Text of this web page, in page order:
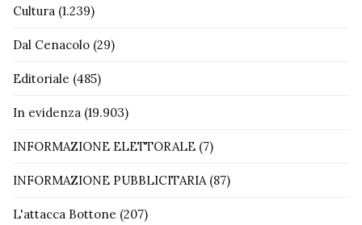
Cultura (1.239)
Dal Cenacolo (29)
Editoriale (485)
In evidenza (19.903)
INFORMAZIONE ELETTORALE (7)
INFORMAZIONE PUBBLICITARIA(87)
L'attacca Bottone (207)